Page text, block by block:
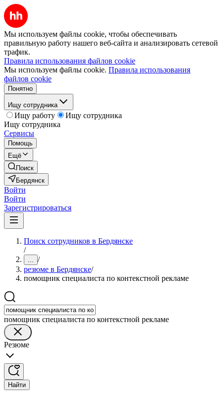
Мы используем файлы cookie, чтобы обеспечивать
правильную работу нашего веб-сайта и анализировать сетевой
трафик.
Правила использования файлов cookie
Мы используем файлы cookie. Правила использования
файлов cookie
Понятно
Ищу сотрудника
Ищу работу
Ищу сотрудника
Ищу сотрудника
Сервисы
Помощь
Ещё
Поиск
Бердянск
Войти
Войти
Зарегистрироваться
Поиск сотрудников в Бердянске
/
... /
резюме в Бердянске/
помощник специалиста по контекстной рекламе
помощник специалиста по контекстной рекламе
Резюме
Найти